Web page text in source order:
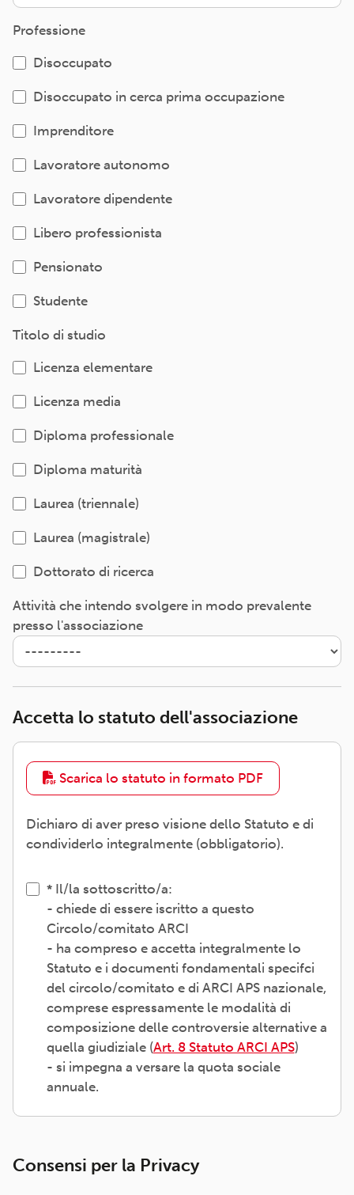
Professione
Disoccupato
Disoccupato in cerca prima occupazione
Imprenditore
Lavoratore autonomo
Lavoratore dipendente
Libero professionista
Pensionato
Studente
Titolo di studio
Licenza elementare
Licenza media
Diploma professionale
Diploma maturità
Laurea (triennale)
Laurea (magistrale)
Dottorato di ricerca
Attività che intendo svolgere in modo prevalente
presso l'associazione
Accetta lo statuto dell'associazione
Scarica lo statuto in formato PDF
Dichiaro di aver preso visione dello Statuto e di
condividerlo integralmente (obbligatorio).
Il/la sottoscritto/a:
- chiede di essere iscritto a questo
Circolo/comitato ARCI
- ha compreso e accetta integralmente lo
Statuto e i documenti fondamentali specifci
del circolo/comitato e di ARCI APS nazionale,
comprese espressamente le modalità di
composizione delle controversie alternative a
quella giudiziale (Art. 8 Statuto ARCI APS)
- si impegna a versare la quota sociale
annuale.
Consensi per la Privacy